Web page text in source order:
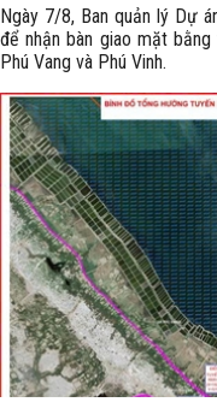
Ngày 7/8, Ban quản lý Dự
để nhận bàn giao mặt
Phú Vang và Phú Vinh.